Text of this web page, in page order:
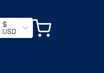
$
USD